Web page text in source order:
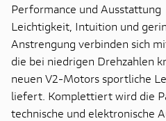
Performance und Ausstattung
Leichtigkeit, Intuition und
Anstrengung verbinden sich
die bei niedrigen Drehzahlen
neuen V2-Motors sportliche
liefert. Komplettiert wird die
technische und elektronische